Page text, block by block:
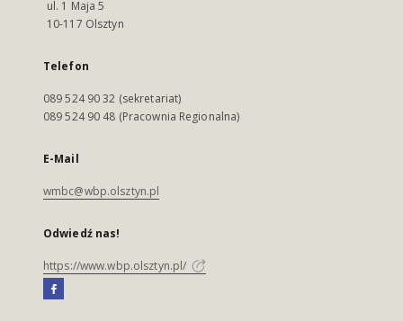
ul. 1 Maja 5
10-117 Olsztyn
Telefon
089 524 90 32 (sekretariat)
089 524 90 48 (Pracownia Regionalna)
E-Mail
wmbc@wbp.olsztyn.pl
Odwiedź nas!
https://www.wbp.olsztyn.pl/